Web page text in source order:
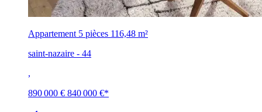
Appartement 5 pièces 116,48 m²
saint-nazaire - 44
,
890 000 € 840 000 €*